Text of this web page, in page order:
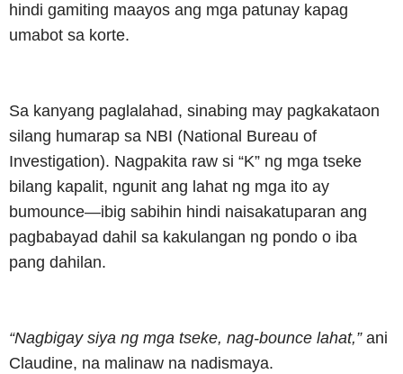
hindi gamiting maayos ang mga patunay kapag
umabot sa korte.
Sa kanyang paglalahad, sinabing may pagkakataon
silang humarap sa NBI (National Bureau of
Investigation). Nagpakita raw si “K” ng mga tseke
bilang kapalit, ngunit ang lahat ng mga ito ay
bumounce—ibig sabihin hindi naisakatuparan ang
pagbabayad dahil sa kakulangan ng pondo o iba
pang dahilan.
“Nagbigay siya ng mga tseke, nag-bounce lahat,”ani
Claudine, na malinaw na nadismaya.